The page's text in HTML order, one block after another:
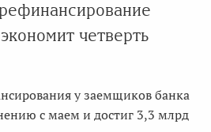
четверть
у заемщиков банка
с маем и достиг 3,3 млрд